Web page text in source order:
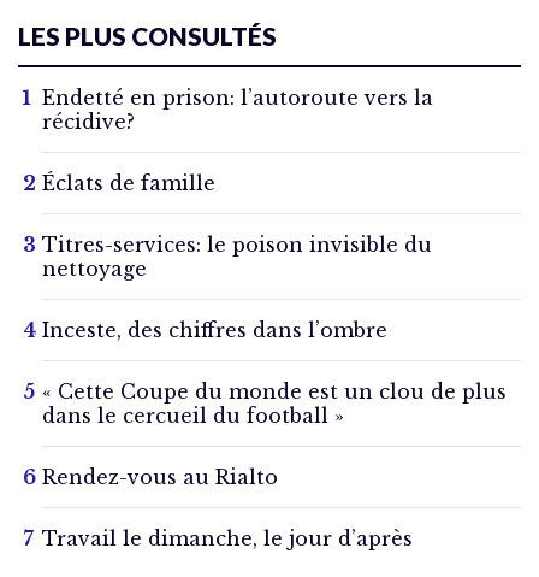
LES PLUS CONSULTÉS
Endetté en prison: l’autoroute vers la
récidive?
Éclats de famille
Titres-services: le poison invisible du
nettoyage
Inceste, des chiffres dans l’ombre
« Cette Coupe du monde est un clou de plus
dans le cercueil du football »
Rendez-vous au Rialto
Travail le dimanche, le jour d’après